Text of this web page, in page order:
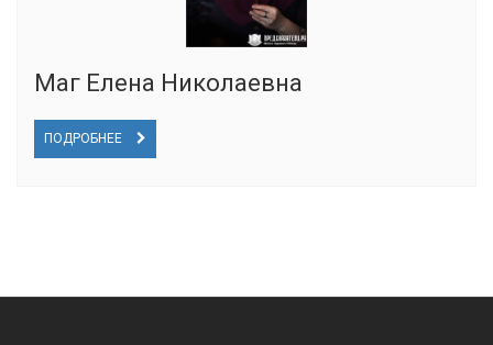
Маг Елена Николаевна
ПОДРОБНЕЕ